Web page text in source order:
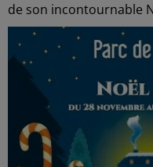
de son incontournable